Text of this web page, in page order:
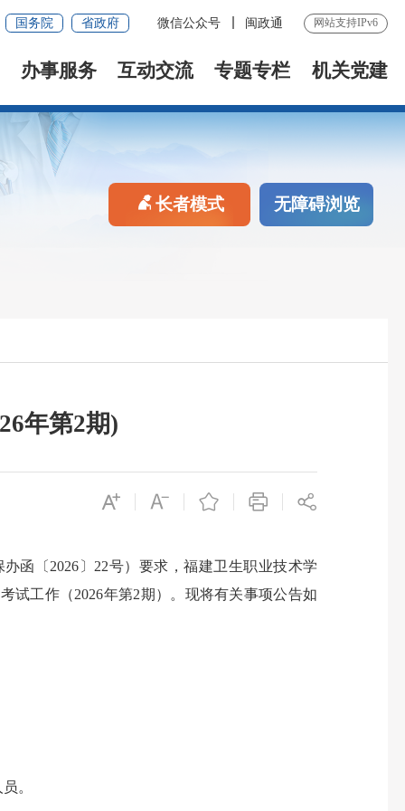
国务院 省政府 微信公众号 闽政通 网站支持IPv6
办事服务 互动交流 专题专栏 机关党建
长者模式 无障碍浏览
年第2期)
函〔2026〕22号）要求，福建卫生职业技术学
试工作（2026年第2期）。现将有关事项公告如
。